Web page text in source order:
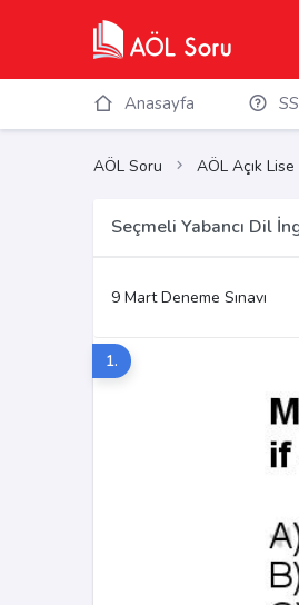
Anasayfa
AÖL Soru AÖL Açık
Seçmeli Yabancı Dil
9 Mart Deneme Sınavı
1.